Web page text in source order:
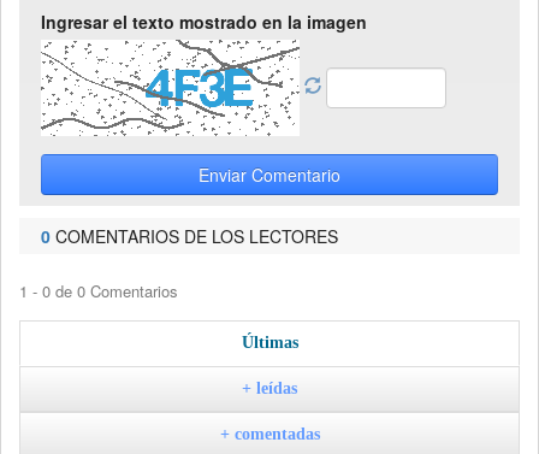
Ingresar el texto mostrado en la imagen
Enviar Comentario
0 COMENTARIOS DE LOS LECTORES
1 - 0 de 0 Comentarios
Últimas
+ leídas
+ comentadas